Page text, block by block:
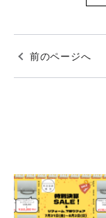
前のページへ